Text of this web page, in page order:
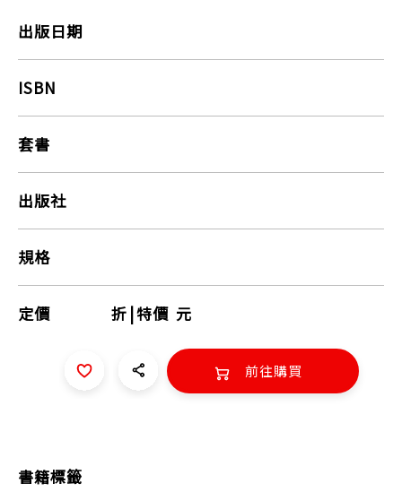
出版日期
ISBN
套書
出版社
規格
定價 折 |特價 元
前往購買
書籍標籤